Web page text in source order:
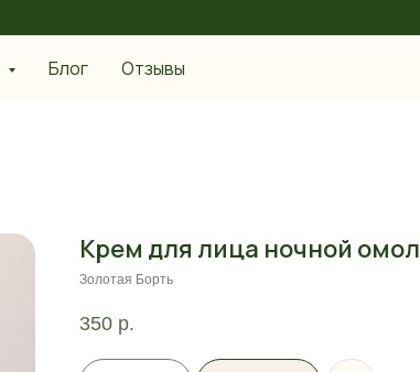
Блог Отзывы
Крем для лица ночной
Золотая Борть
350 р.